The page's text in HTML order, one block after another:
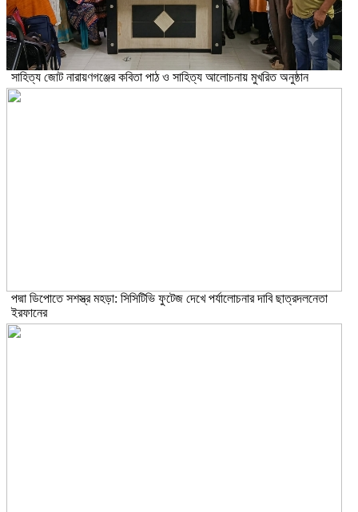
সাহিত্য জোট নারায়ণগঞ্জের কবিতা পাঠ ও সাহিত্য আলোচনায় মুখরিত অনুষ্ঠান
পদ্মা ডিপোতে সশস্ত্র মহড়া: সিসিটিভি ফুটেজ দেখে পর্যালোচনার দাবি ছাত্রদলনেতা
ইরফানের